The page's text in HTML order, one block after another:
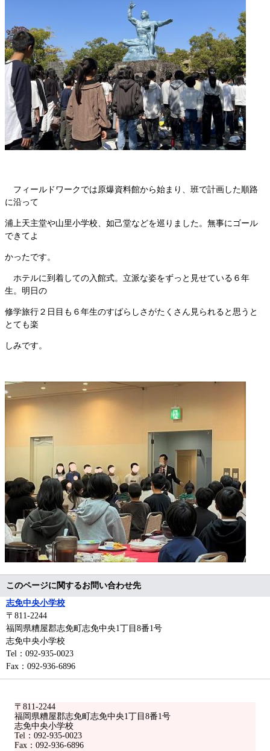
〒811-2244
福岡県糟屋郡志免町志免中央1丁目8番1号
志免中央小学校
Tel：092-935-0023
Fax：092-936-6896
フィールドワークでは原爆資料館から始まり、班で計画した順路
に沿って
浦上天主堂や山里小学校、如己堂などを巡りました。無事にゴール
できてよ
かったです。
ホテルに到着しての入館式。立派な姿をずっと見せている６年
生。明日の
修学旅行２日目も６年生のすばらしさがたくさん見られると思うと
とても楽
しみです。
このページに関するお問い合わせ先
志免中央小学校
〒811-2244
福岡県糟屋郡志免町志免中央1丁目8番1号
志免中央小学校
Tel：092-935-0023
Fax：092-936-6896